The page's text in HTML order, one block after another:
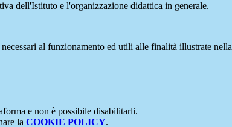
dell'Istituto e l'organizzazione didattica in generale.
al funzionamento ed utili alle finalità illustrate nella
e non è possibile disabilitarli.
la COOKIE POLICY.